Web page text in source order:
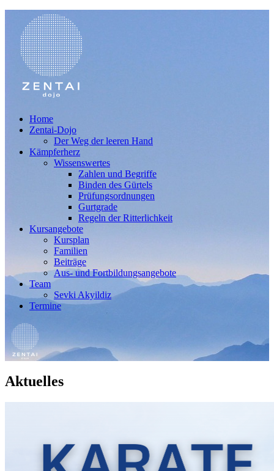
Home
Zentai-Dojo
Der Weg der leeren Hand
Kämpferherz
Wissenswertes
Zahlen und Begriffe
Binden des Gürtels
Prüfungsordnungen
Gurtgrade
Regeln der Ritterlichkeit
Kursangebote
Kursplan
Familien
Beiträge
Aus- und Fortbildungsangebote
Team
Sevki Akyildiz
Termine
Aktuelles